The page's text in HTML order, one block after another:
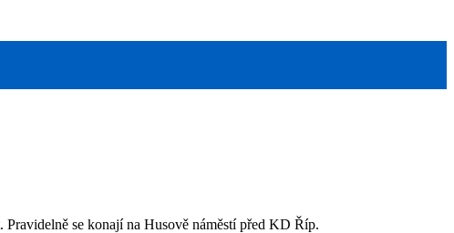
se konají na Husově náměstí před KD Říp.